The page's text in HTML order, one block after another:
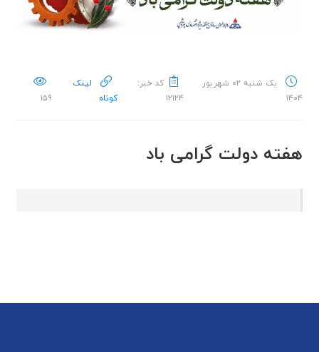
یک شنبه ۰۲ شهریور
۱۴۰۴
کد خبر:
۱۲۱۲۴
لینک
کوتاه
۱۵۹
هفته دولت گرامی باد